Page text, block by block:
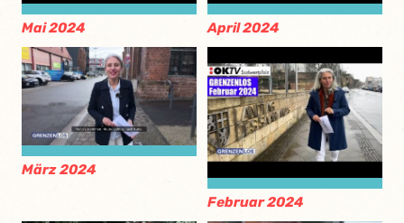
Mai 2024 April 2024
März 2024
Februar 2024